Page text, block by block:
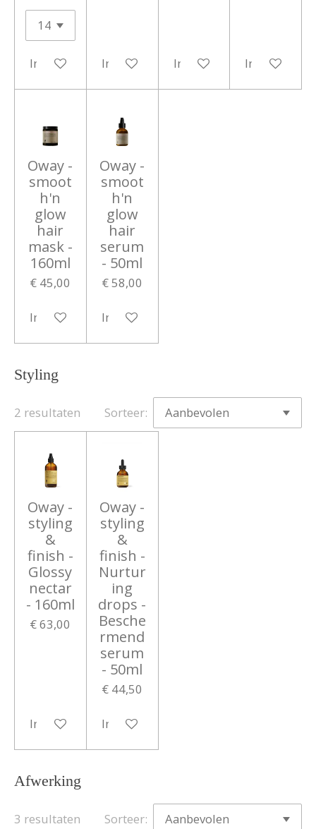
In winkelwagenIn winkelwagenIn winkelwagenIn
Oway -
smoot
h'n
glow
hair
mask -
160ml
€ 45,00
In winkelwagen
Oway -
smoot
h'n
glow
hair
serum
- 50ml
€ 58,00
In winkelwagen
Styling
2 resultaten Sorteer:
Oway -
styling
&
finish -
Glossy
nectar
- 160ml
€ 63,00
In winkelwagen
Oway -
styling
&
finish -
Nurtur
ing
drops -
Besche
rmend
serum
- 50ml
€ 44,50
In winkelwagen
Afwerking
3 resultaten Sorteer: